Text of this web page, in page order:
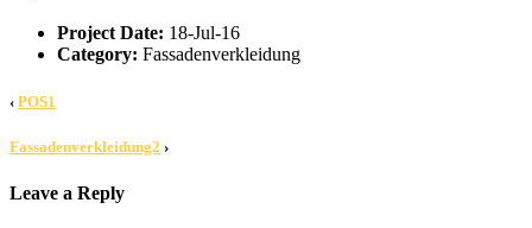
Project Date: 18-Jul-16
Category: Fassadenverkleidung
‹ POS1
Fassadenverkleidung2 ›
Leave a Reply